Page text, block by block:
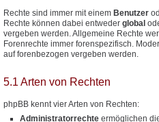
Rechte sind immer mit einem Benutzer
Rechte können dabei entweder global
vergeben werden. Allgemeine Rechte
Forenrechte immer forenspezifisch.
auf forenbezogen vergeben werden.
5.1 Arten von Rechten
phpBB kennt vier Arten von Rechten:
Administratorrechte ermöglichen